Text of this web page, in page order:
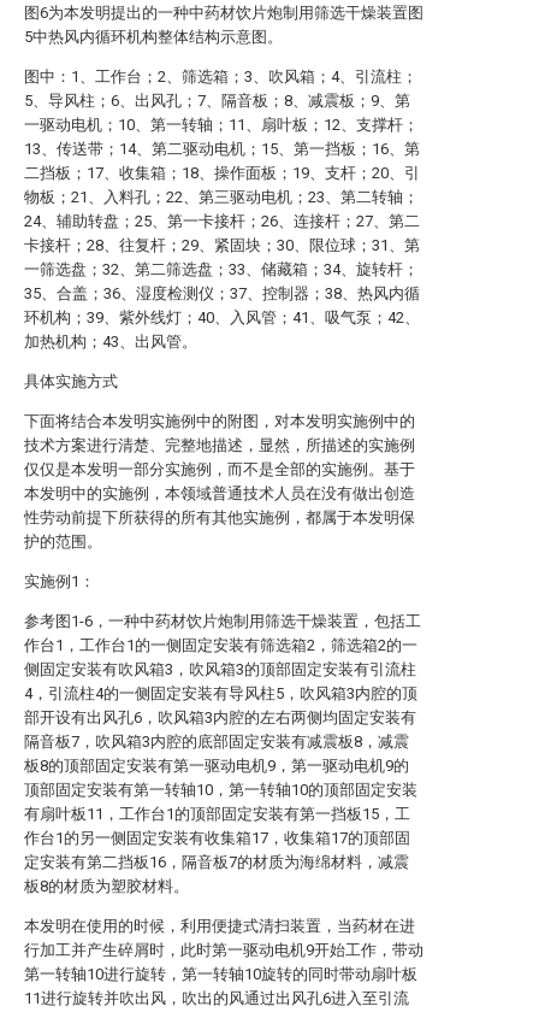
图6为本发明提出的一种中药材饮片炮制用筛选干燥装置图
5中热风内循环机构整体结构示意图。
图中：1、工作台；2、筛选箱；3、吹风箱；4、引流柱；
5、导风柱；6、出风孔；7、隔音板；8、减震板；9、第
一驱动电机；10、第一转轴；11、扇叶板；12、支撑杆；
13、传送带；14、第二驱动电机；15、第一挡板；16、第
二挡板；17、收集箱；18、操作面板；19、支杆；20、引
物板；21、入料孔；22、第三驱动电机；23、第二转轴；
24、辅助转盘；25、第一卡接杆；26、连接杆；27、第二
卡接杆；28、往复杆；29、紧固块；30、限位球；31、第
一筛选盘；32、第二筛选盘；33、储藏箱；34、旋转杆；
35、合盖；36、湿度检测仪；37、控制器；38、热风内循
环机构；39、紫外线灯；40、入风管；41、吸气泵；42、
加热机构；43、出风管。
具体实施方式
下面将结合本发明实施例中的附图，对本发明实施例中的
技术方案进行清楚、完整地描述，显然，所描述的实施例
仅仅是本发明一部分实施例，而不是全部的实施例。基于
本发明中的实施例，本领域普通技术人员在没有做出创造
性劳动前提下所获得的所有其他实施例，都属于本发明保
护的范围。
实施例1：
参考图1-6，一种中药材饮片炮制用筛选干燥装置，包括工
作台1，工作台1的一侧固定安装有筛选箱2，筛选箱2的一
侧固定安装有吹风箱3，吹风箱3的顶部固定安装有引流柱
4，引流柱4的一侧固定安装有导风柱5，吹风箱3内腔的顶
部开设有出风孔6，吹风箱3内腔的左右两侧均固定安装有
隔音板7，吹风箱3内腔的底部固定安装有减震板8，减震
板8的顶部固定安装有第一驱动电机9，第一驱动电机9的
顶部固定安装有第一转轴10，第一转轴10的顶部固定安装
有扇叶板11，工作台1的顶部固定安装有第一挡板15，工
作台1的另一侧固定安装有收集箱17，收集箱17的顶部固
定安装有第二挡板16，隔音板7的材质为海绵材料，减震
板8的材质为塑胶材料。
本发明在使用的时候，利用便捷式清扫装置，当药材在进
行加工并产生碎屑时，此时第一驱动电机9开始工作，带动
第一转轴10进行旋转，第一转轴10旋转的同时带动扇叶板
11进行旋转并吹出风，吹出的风通过出风孔6进入至引流